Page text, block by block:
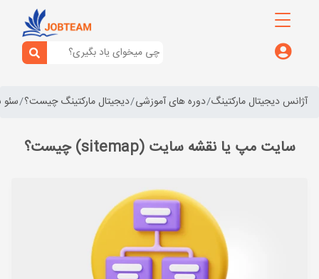
آژانس دیجیتال مارکتینگ دوره های آموزشی دیجیتال مارکتینگ چیست؟
سایت مپ یا نقشه سایت (sitemap) چیست؟